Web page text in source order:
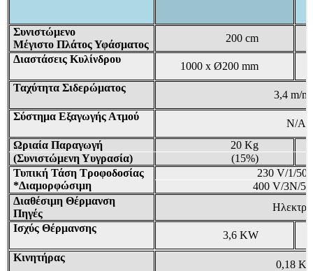
Συνιστώμενο
Μέγιστο Πλάτος Υφάσματος
200 cm
Διαστάσεις Κυλίνδρου
1000 x Ø200 mm
Ταχύτητα Σιδερώματος
3,4 m/
Σύστημα Εξαγωγής Ατμού
N/A
Ωριαία Παραγωγή
20 Kg
(Συνιστώμενη Υυγρασία)
(15%)
Τυπική Τάση Τροφοδοσίας
*Διαμορφώσιμη
230 V/1/
400 V/3N/
Διαθέσιμη Θέρμανση
Πηγές
Ισχύς Θέρμανσης
3,6 KW
Κινητήρας
0,18